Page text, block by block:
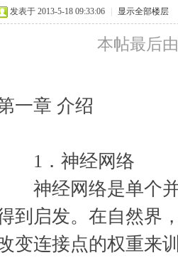
发表于 2013-5-18 09:33:06 显示全部楼层
本帖最后
一章 介绍
1．神经网络
神经网络是单个并
到启发。在自然界
变连接点的权重来